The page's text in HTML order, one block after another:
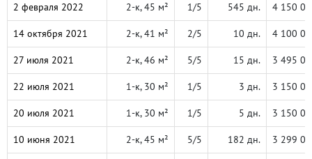
2 февраля 2022 2-к, 45 м² 1/5 545 дн. 4 150
14 октября 2021 2-к, 41 м² 2/5 10 дн. 4 100
27 июля 2021 2-к, 46 м² 5/5 15 дн. 3 495
22 июля 2021 1-к, 30 м² 1/5 3 дн. 3 150
20 июля 2021 1-к, 30 м² 1/5 5 дн. 3 150
10 июня 2021 2-к, 45 м² 5/5 182 дн. 3 299